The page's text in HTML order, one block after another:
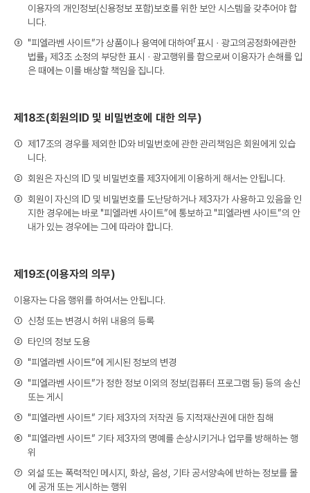
이용자의 개인정보(신용정보 포함)보호를 위한 보안 시스템을 갖추어야 합
니다.
③ "피엘라벤 사이트”가 상품이나 용역에 대하여「표시ㆍ광고의공정화에관한
법률」 제3조 소정의 부당한 표시ㆍ광고행위를 함으로써 이용자가 손해를 입
은 때에는 이를 배상할 책임을 집니다.
제18조(회원의ID 및 비밀번호에 대한 의무)
① 제17조의 경우를 제외한 ID와 비밀번호에 관한 관리책임은 회원에게 있습
니다.
② 회원은 자신의 ID 및 비밀번호를 제3자에게 이용하게 해서는 안됩니다.
③ 회원이 자신의 ID 및 비밀번호를 도난당하거나 제3자가 사용하고 있음을 인
지한 경우에는 바로 "피엘라벤 사이트”에 통보하고 "피엘라벤 사이트”의 안
내가 있는 경우에는 그에 따라야 합니다.
제19조(이용자의 의무)
이용자는 다음 행위를 하여서는 안됩니다.
① 신청 또는 변경시 허위 내용의 등록
② 타인의 정보 도용
③ "피엘라벤 사이트”에 게시된 정보의 변경
④ "피엘라벤 사이트”가 정한 정보 이외의 정보(컴퓨터 프로그램 등) 등의 송신
또는 게시
⑤ "피엘라벤 사이트” 기타 제3자의 저작권 등 지적재산권에 대한 침해
⑥ "피엘라벤 사이트” 기타 제3자의 명예를 손상시키거나 업무를 방해하는 행
위
⑦ 외설 또는 폭력적인 메시지, 화상, 음성, 기타 공서양속에 반하는 정보를 몰
에 공개 또는 게시하는 행위